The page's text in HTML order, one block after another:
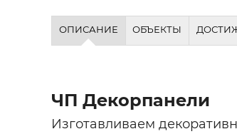
ОПИСАНИЕ ОБЪЕКТЫ
ЧП Декорпанели
Изготавливаем